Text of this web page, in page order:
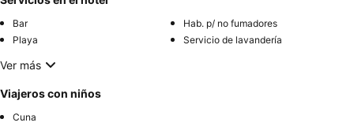
Bar
Hab. p/ no fumadores
Playa
Servicio de lavandería
Ver más
Viajeros con niños
Cuna